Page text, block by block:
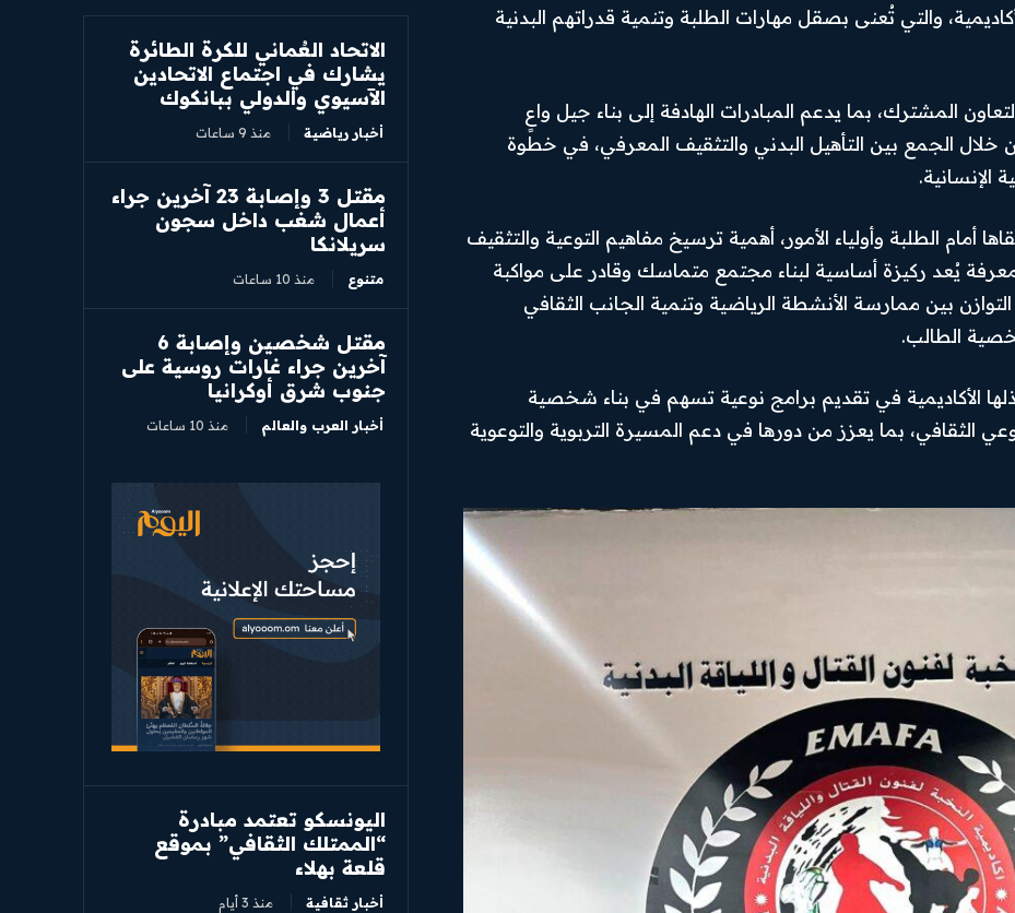
Facebook
Instagram
X
والتي تُعنى بصقل مهارات الطلبة وتنمية قدراتهم البدنية
المشترك، بما يدعم المبادرات الهادفة إلى بناء جيل واعٍ
الجمع بين التأهيل البدني والتثقيف المعرفي، في خطوة
أمام الطلبة وأولياء الأمور، أهمية ترسيخ مفاهيم التوعية والتثقيف
يُعد ركيزة أساسية لبناء مجتمع متماسك وقادر على مواكبة
بين ممارسة الأنشطة الرياضية وتنمية الجانب الثقافي
الطالب.
الأكاديمية في تقديم برامج نوعية تسهم في بناء شخصية
الثقافي، بما يعزز من دورها في دعم المسيرة التربوية والتوعوية
الاتحاد العُماني للكرة الطائرة
يشارك في اجتماع الاتحادين
الآسيوي والدولي ببانكوك
أخبار رياضية منذ 9 ساعات
مقتل 3 وإصابة 23 آخرين جراء
أعمال شغب داخل سجون
سريلانكا
متنوع منذ 10 ساعات
مقتل شخصين وإصابة 6
آخرين جراء غارات روسية على
جنوب شرق أوكرانيا
أخبار العرب والعالم منذ 10 ساعات
اليونسكو تعتمد مبادرة
“الممتلك الثقافي” بموقع
قلعة بهلاء
أخبار ثقافية منذ 3 أيام